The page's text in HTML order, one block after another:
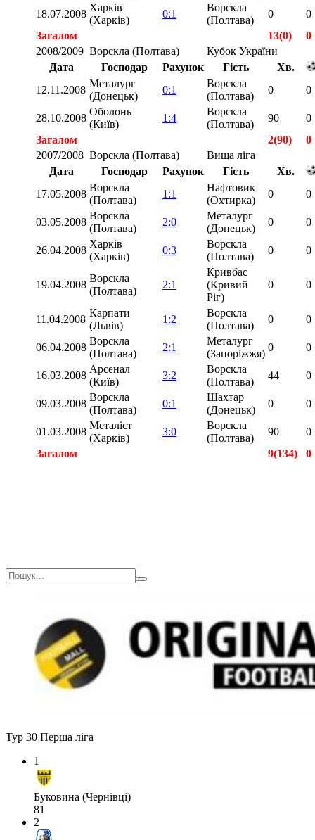
18.07.2008
Харків
(Харків)
0:1
Ворскла
(Полтава)
0
0
Загалом
13(0)
0
2008/2009 Ворскла (Полтава)
Кубок України
Дата
Господар Рахунок Гість
Хв.
12.11.2008
Металург
(Донецьк)
0:1
Ворскла
(Полтава)
0 0
28.10.2008
Оболонь
(Київ)
1:4
Ворскла
(Полтава)
90
0
Загалом
2(90)
0
2007/2008 Ворскла (Полтава)
Вища ліга
Дата
Господар Рахунок Гість
Хв.
17.05.2008
Ворскла
(Полтава)
1:1
Нафтовик
(Охтирка)
0 0
03.05.2008
Ворскла
(Полтава)
2:0
Металург
(Донецьк)
0 0
26.04.2008
Харків
(Харків)
0:3
Ворскла
(Полтава)
0 0
19.04.2008
Ворскла
(Полтава)
2:1
Кривбас
(Кривий
Ріг)
0 0
11.04.2008
Карпати
(Львів)
1:2
Ворскла
(Полтава)
0 0
06.04.2008
Ворскла
(Полтава)
2:1
Металург
(Запоріжжя)
0 0
16.03.2008
Арсенал
(Київ)
3:2
Ворскла
(Полтава)
44 0
09.03.2008
Ворскла
(Полтава)
0:1
Шахтар
(Донецьк)
0 0
01.03.2008
Металіст
(Харків)
3:0
Ворскла
(Полтава)
90
0
Загалом
9(134)
0
Тур 30 Перша ліга
1
Буковина (Чернівці)
81
2